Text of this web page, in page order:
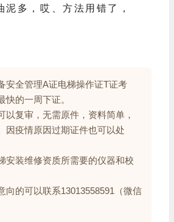
泥多，哎、方法用错了，
安全管理A证电梯操作证T证考
快的一周下证。
以复审，无需原件，资料简单，
因疫情原因过期证件也可以处
安装维修资质所需要的仪器和校
向的可以联系13013558591（微信